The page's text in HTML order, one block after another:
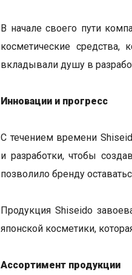
В начале своего пути
косметические
вкладывали душу в
Инновации и прогресс
С течением времени
и разработки, чтобы
позволило бренду
Продукция Shiseido
японской косметики,
Ассортимент продукции